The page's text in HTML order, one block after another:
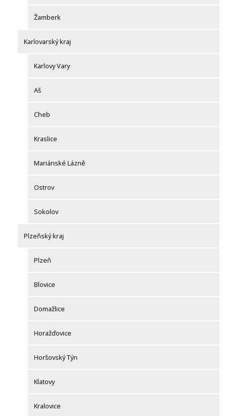
Žamberk
Karlovarský kraj
Karlovy Vary
Aš
Cheb
Kraslice
Mariánské Lázně
Ostrov
Sokolov
Plzeňský kraj
Plzeň
Blovice
Domažlice
Horažďovice
Horšovský Týn
Klatovy
Kralovice